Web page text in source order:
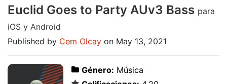
Euclid Goes to Party AUv3 Bass para
iOS y Android
Published by Cem Olcay on May 13, 2021
Género: Música